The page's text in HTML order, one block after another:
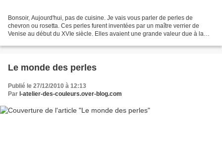
Bonsoir, Aujourd'hui, pas de cuisine. Je vais vous parler de perles de
chevron ou rosetta. Ces perles furent inventées par un maître verrier de
Venise au début du XVIe siècle. Elles avaient une grande valeur due à la
Le monde des perles
Publié le 27/12/2010 à 12:13
Par l-atelier-des-couleurs.over-blog.com